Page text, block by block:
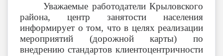
Уважаемые работодатели Крыловского
района, центр занятости населения
информирует о том, что в целях реализации
мероприятий (дорожной карты) по
внедрению стандартов клиентоцентричности